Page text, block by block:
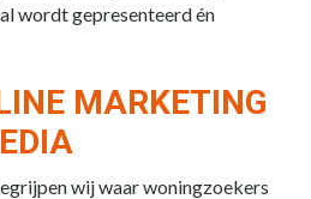
wordt gepresenteerd én
MARKETING
wij waar woningzoekers